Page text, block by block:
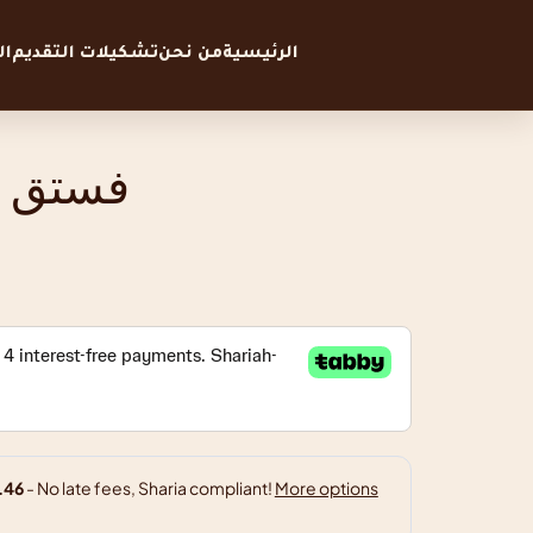
الرئيسيةمن نحنتشكيلات التقديم
فستق